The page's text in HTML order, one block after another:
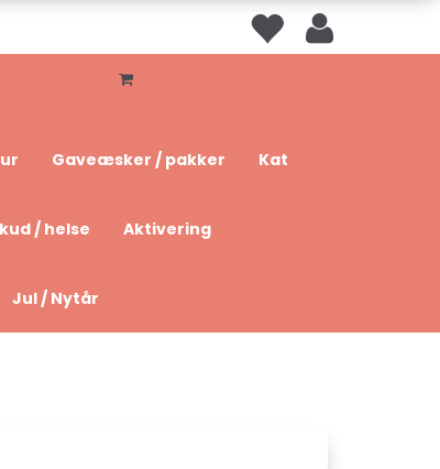
Gaveæsker / pakker Kat
/ helse Aktivering
Jul / Nytår